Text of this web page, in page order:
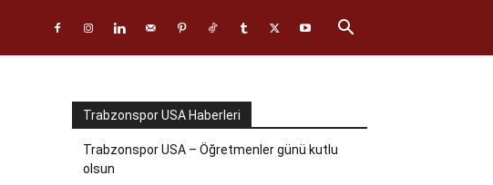
Trabzonspor USA Haberleri
Trabzonspor USA – Öğretmenler günü kutlu
olsun